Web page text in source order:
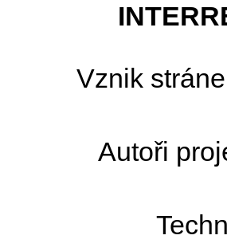
Vznik
Autoři